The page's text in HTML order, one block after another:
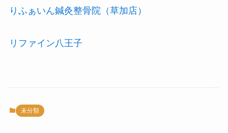
りふぁいん鍼灸整骨院（草加店）
リファイン八王子
未分類